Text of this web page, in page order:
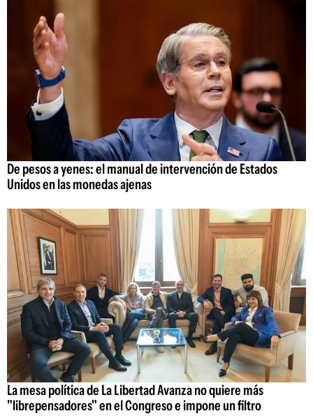
De pesos a yenes: el manual de intervención de Estados
Unidos en las monedas ajenas
La mesa política de La Libertad Avanza no quiere más
"librepensadores" en el Congreso e impone un filtro